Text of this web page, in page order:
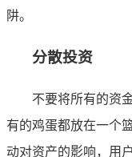
阱。
分散投资
不要将所有的资
有的鸡蛋都放在一个
动对资产的影响，用